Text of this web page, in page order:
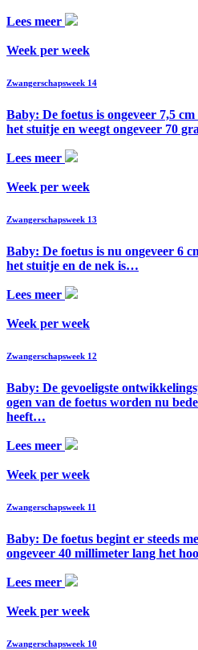
Lees meer
Week per week
Zwangerschapsweek 14
Baby: De foetus is ongeveer 7,5
het stuitje en weegt ongeveer 70
Lees meer
Week per week
Zwangerschapsweek 13
Baby: De foetus is nu ongeveer 6
het stuitje en de nek is…
Lees meer
Week per week
Zwangerschapsweek 12
Baby: De gevoeligste
ogen van de foetus worden nu
heeft…
Lees meer
Week per week
Zwangerschapsweek 11
Baby: De foetus begint er steeds
ongeveer 40 millimeter lang het
Lees meer
Week per week
Zwangerschapsweek 10